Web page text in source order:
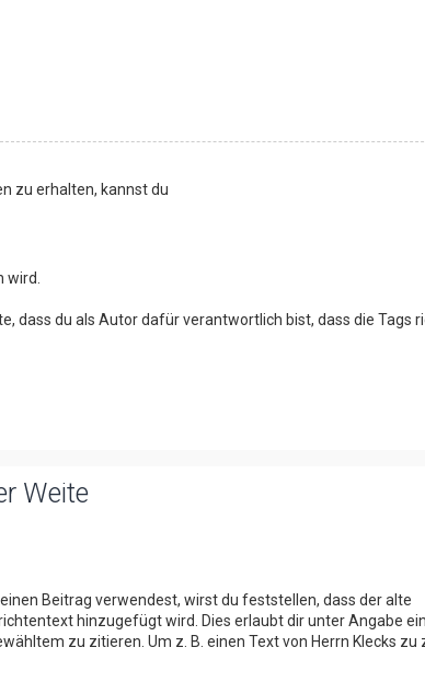
zu erhalten, kannst du
wird.
dass du als Autor dafür verantwortlich bist, dass die Tags
Weite
Beitrag verwendest, wirst du feststellen, dass der alte
hinzugefügt wird. Dies erlaubt dir unter Angabe
zu zitieren. Um z. B. einen Text von Herrn Klecks zu